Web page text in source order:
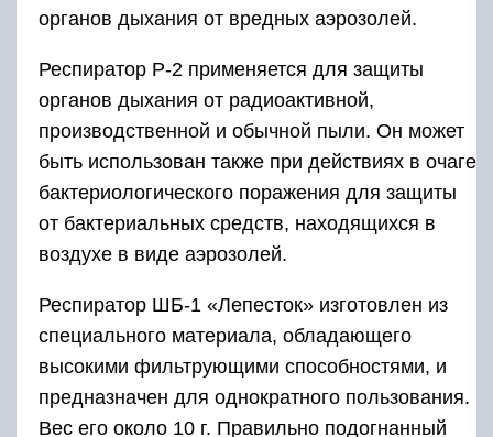
органов дыхания от вредных аэрозолей.
Респиратор Р-2 применяется для защиты
органов дыхания от радиоактивной,
производственной и обычной пыли. Он может
быть использован также при действиях в очаге
бактериологического поражения для защиты
от бактериальных средств, находящихся в
воздухе в виде аэрозолей.
Респиратор ШБ-1 «Лепесток» изготовлен из
специального материала, обладающего
высокими фильтрующими способностями, и
предназначен для однократного пользования.
Вес его около 10 г. Правильно подогнанный